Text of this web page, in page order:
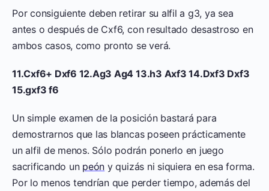
Por consiguiente deben retirar su alfil a g3, ya sea
antes o después de Cxf6, con resultado desastroso en
ambos casos, como pronto se verá.
11.Cxf6+ Dxf6 12.Ag3 Ag4 13.h3 Axf3 14.Dxf3 Dxf3
15.gxf3 f6
Un simple examen de la posición bastará para
demostrarnos que las blancas poseen prácticamente
un alfil de menos. Sólo podrán ponerlo en juego
sacrificando un peón y quizás ni siquiera en esa forma.
Por lo menos tendrían que perder tiempo, además del